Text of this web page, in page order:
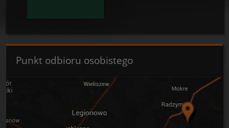
Punkt odbioru osobistego